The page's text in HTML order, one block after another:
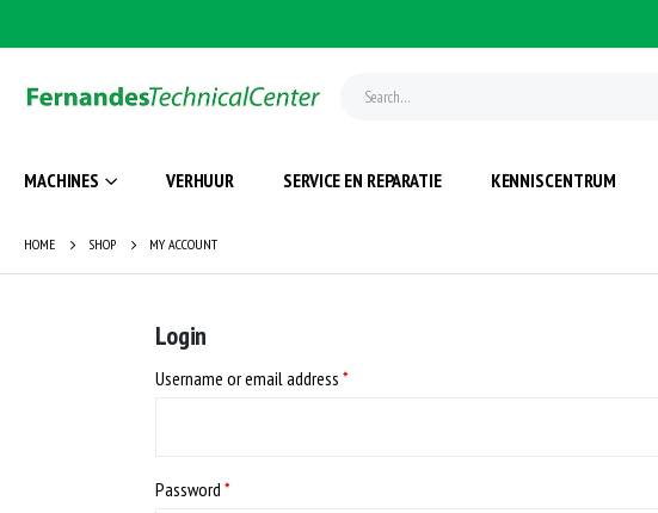
MACHINES VERHUUR SERVICE EN REPARATIE KENNISCENTRUM
HOME SHOP MY ACCOUNT
Login
Username or email address*
Password*